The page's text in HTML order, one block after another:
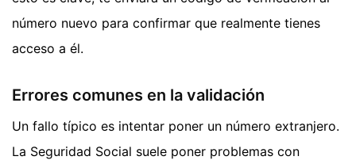
número nuevo para confirmar que realmente tienes
acceso a él.
Errores comunes en la validación
Un fallo típico es intentar poner un número extranjero.
La Seguridad Social suele poner problemas con